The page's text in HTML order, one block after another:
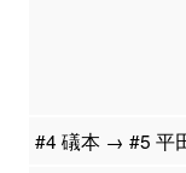
#4 礒本 → #5 平